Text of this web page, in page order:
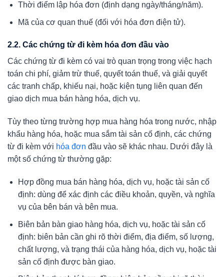
Thời điểm lập hóa đơn (định dạng ngày/tháng/năm).
Mã của cơ quan thuế (đối với hóa đơn điện tử).
2.2. Các chứng từ đi kèm hóa đơn đầu vào
Các chứng từ đi kèm có vai trò quan trọng trong việc hạch
toán chi phí, giảm trừ thuế, quyết toán thuế, và giải quyết
các tranh chấp, khiếu nại, hoặc kiện tụng liên quan đến
giao dịch mua bán hàng hóa, dịch vụ.
Tùy theo từng trường hợp mua hàng hóa trong nước, nhập
khẩu hàng hóa, hoặc mua sắm tài sản cố định, các chứng
từ đi kèm với hóa đơn đầu vào sẽ khác nhau. Dưới đây là
một số chứng từ thường gặp:
Hợp đồng mua bán hàng hóa, dịch vụ, hoặc tài sản cố
định: dùng để xác định các điều khoản, quyền, và nghĩa
vụ của bên bán và bên mua.
Biên bản bàn giao hàng hóa, dịch vụ, hoặc tài sản cố
định: biên bản cần ghi rõ thời điểm, địa điểm, số lượng,
chất lượng, và trạng thái của hàng hóa, dịch vụ, hoặc tài
sản cố định được bàn giao.